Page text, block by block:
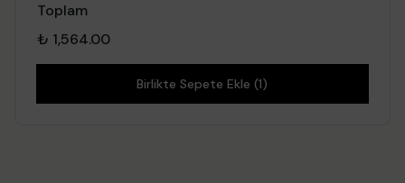
Toplam
₺ 1,564.00
Birlikte Sepete Ekle (1)